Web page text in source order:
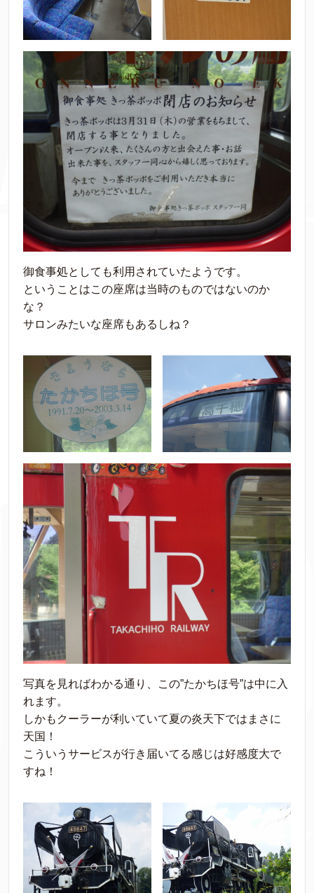
御食事処としても利用されていたようです。
ということはこの座席は当時のものではないのか
な？
サロンみたいな座席もあるしね？
写真を見ればわかる通り、この”たかちほ号”は中に入
れます。
しかもクーラーが利いていて夏の炎天下ではまさに
天国！
こういうサービスが行き届いてる感じは好感度大で
すね！